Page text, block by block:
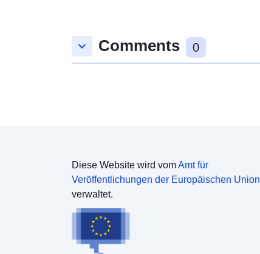
keyboard_arrow_down Comments 0
Diese Website wird vomAmt für
Veröffentlichungen der Europäischen Union
verwaltet.